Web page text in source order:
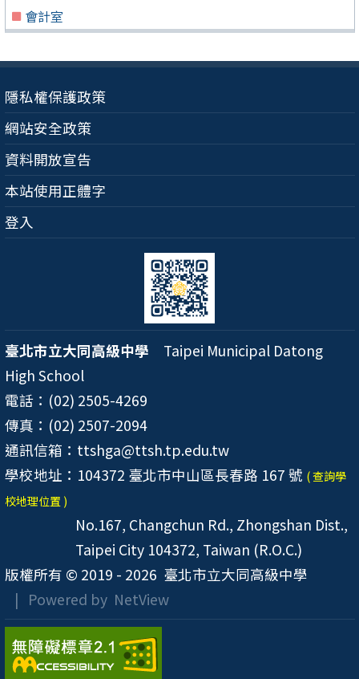
會計室
隱私權保護政策
網站安全政策
資料開放宣告
本站使用正體字
登入
臺北市立大同高級中學 Taipei Municipal Datong
High School
電話：(02) 2505-4269
傳真：(02) 2507-2094
通訊信箱：ttshga@ttsh.tp.edu.tw
學校地址：104372 臺北市中山區長春路 167 號 ( 查詢學
校地理位置 )
No.167, Changchun Rd., Zhongshan Dist.,
Taipei City 104372, Taiwan (R.O.C.)
版權所有 © 2019 - 2026 臺北市立大同高級中學
| Powered by NetView